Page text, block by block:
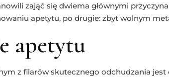
zająć się dwiema głównymi
apetytu, po drugie: zbyt wolnym
apetytu
z filarów skutecznego odchudzania jest